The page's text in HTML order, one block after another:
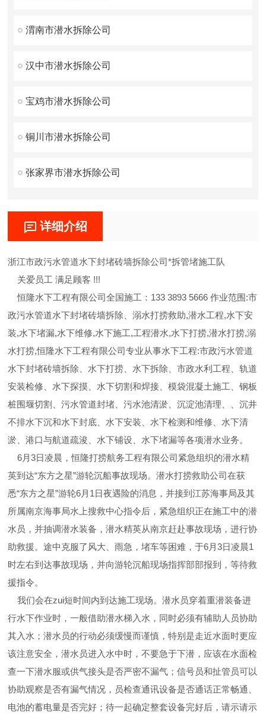
渭南市潜水拆除公司
汉中市潜水拆除公司
宝鸡市潜水拆除公司
铜川市潜水拆除公司
张家界市潜水拆除公司
详细介绍
浙江市政污水管道水下封堵砖墙拆除公司*拆管堵施工队
关爱员工 满足顾客 !!!
恒隆水下工程有限公司全国施工：133 3893 5666 作业范围:市
政污水管道水下封堵砖墙拆除、溺水打捞救助,潜水工程,水下安
装,水下堵漏,水下维修,水下施工,工程潜水,水下打捞,潜水打捞,溺
水打捞,恒隆水下工程有限公司专业从事水下工程:市政污水管道
水下封堵砖墙拆除、水下打捞、水下拆除、市政水利工程、轨道
安装检修、水下探摸、水下切割和焊接、模袋混凝土施工、钢板
桩围堰切割、污水管道封堵、污水池清淤、沉淀池清理、、沉井
不排水下沉和水下封底、水下安装、水下检测和维修、水下清
淤、港口与航道疏浚、水下铺设、水下堵漏等各项潜水业务。
6月3日凌晨，恒隆打捞航务工程有限公司紧急组织的潜水精
英到达“东方之星”游轮沉船事故现场。潜水打捞救助公司在获
悉“东方之星”游轮6月1日夜遇险的消息，并接到江苏海事局及其
所属南京海事局水上搜救中心指令后，紧急组织正在施工中的潜
水员，并抽调潜水装备，潜水精英从南京赶赴事故现场，进行协
助救援。途中克服了风大、雨急，堵车等困难，于6月3日凌晨1
时左右到达事故现场，并向游轮沉船现场指挥部部报到，等待救
援指令。
我们会在zui短时间内到达施工现场。潜水员穿着重潜装备进
行水下作业时，一般借助潜水梯入水，同时必须有辅助人员协助
其入水；潜水员的行动必须缓慢而谨慎，特别是走近水面时更应
该注意安全，潜水员进入水中时，不要急于下潜，应该在水面检
查一下潜水服或供气接头是否严密不漏气；信号员和扯管员可以
协助观察是否有漏气情况，员检查通讯设备是否通话正常畅通、
电池的蓄电量是否完好；待一起确定整套设备完好后，请示请示